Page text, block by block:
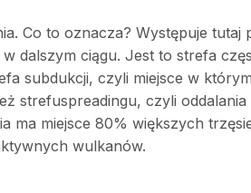
Co to oznacza? Występuje tutaj
dalszym ciągu. Jest to strefa
subdukcji, czyli miejsce w
strefuspreadingu, czyli oddalania
ma miejsce 80% większych
wulkanów.